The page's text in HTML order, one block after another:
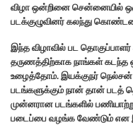
விழா ஒன்றினை சென்னையில்
படக்குழுவினர் கலந்து
இந்த விழாவில் பட தொகுப்பாளர்
தருணத்திற்காக நாங்கள்
உழைத்தோம். இயக்குநர்
படங்களுக்கும் நான் தான் படத்
முன்னரான படங்களில்
படைப்பை வழங்க வேண்டும்